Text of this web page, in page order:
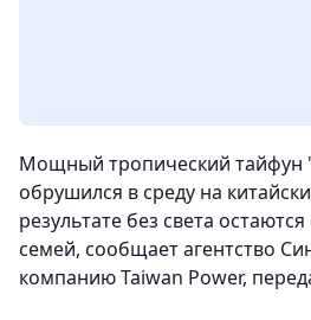
Мощный тропический тайфун
обрушился в среду на
результате без света
семей, сообщает агентство
компанию Taiwan Power,